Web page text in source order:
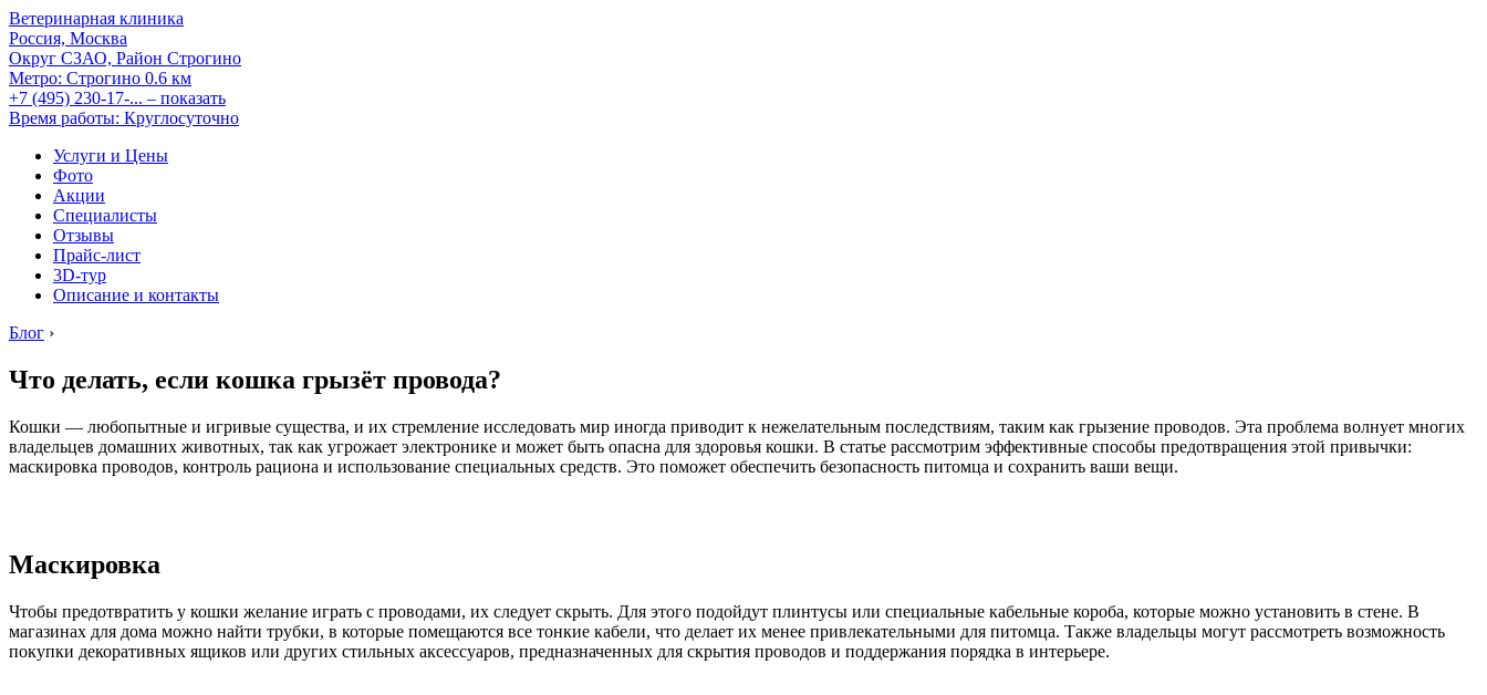
Ветеринарная клиника
Россия, Москва
Округ СЗАО, Район Строгино
Метро: Строгино 0.6 км
+7 (495) 230-17-... – показать
Время работы: Круглосуточно
Услуги и Цены
Фото
Акции
Специалисты
Отзывы
Прайс-лист
3D-тур
Описание и контакты
Блог ›
Что делать, если кошка грызёт провода?
Кошки — любопытные и игривые существа, и их стремление исследовать мир иногда приводит к нежелательным последствиям, таким как грызение проводов. Эта проблема волнует многих
владельцев домашних животных, так как угрожает электронике и может быть опасна для здоровья кошки. В статье рассмотрим эффективные способы предотвращения этой привычки:
маскировка проводов, контроль рациона и использование специальных средств. Это поможет обеспечить безопасность питомца и сохранить ваши вещи.
Маскировка
Чтобы предотвратить у кошки желание играть с проводами, их следует скрыть. Для этого подойдут плинтусы или специальные кабельные короба, которые можно установить в стене. В
магазинах для дома можно найти трубки, в которые помещаются все тонкие кабели, что делает их менее привлекательными для питомца. Также владельцы могут рассмотреть возможность
покупки декоративных ящиков или других стильных аксессуаров, предназначенных для скрытия проводов и поддержания порядка в интерьере.